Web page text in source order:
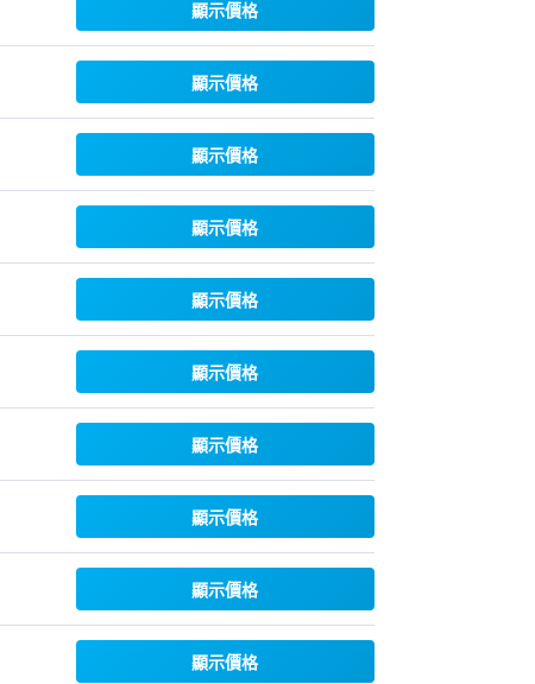
顯示價格
顯示價格
顯示價格
顯示價格
顯示價格
顯示價格
顯示價格
顯示價格
顯示價格
顯示價格